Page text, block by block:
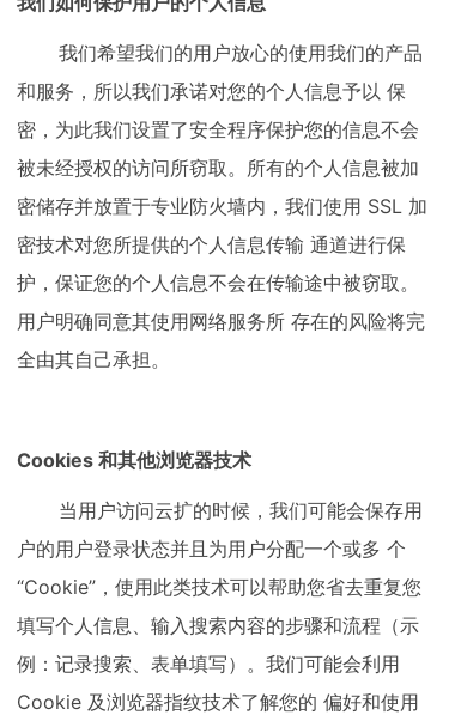
我们希望我们的用户放心的使用我们的产品
和服务，所以我们承诺对您的个人信息予以 保
密，为此我们设置了安全程序保护您的信息不会
被未经授权的访问所窃取。所有的个人信息被加
密储存并放置于专业防火墙内，我们使用 SSL 加
密技术对您所提供的个人信息传输 通道进行保
护，保证您的个人信息不会在传输途中被窃取。
用户明确同意其使用网络服务所 存在的风险将完
全由其自己承担。
Cookies 和其他浏览器技术
当用户访问云扩的时候，我们可能会保存用
户的用户登录状态并且为用户分配一个或多 个
“Cookie”，使用此类技术可以帮助您省去重复您
填写个人信息、输入搜索内容的步骤和流程（示
例：记录搜索、表单填写）。我们可能会利用
Cookie 及浏览器指纹技术了解您的 偏好和使用